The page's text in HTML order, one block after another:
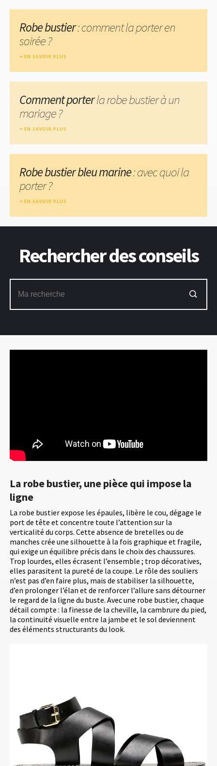
La robe bustier, une pièce qui impose la
ligne
La robe bustier expose les épaules, libère le cou, dégage le
port de tête et concentre toute l’attention sur la
verticalité du corps. Cette absence de bretelles ou de
manches crée une silhouette à la fois graphique et fragile,
qui exige un équilibre précis dans le choix des chaussures.
Trop lourdes, elles écrasent l’ensemble ; trop décoratives,
elles parasitent la pureté de la coupe. Le rôle des souliers
n’est pas d’en faire plus, mais de stabiliser la silhouette,
d’en prolonger l’élan et de renforcer l’allure sans détourner
le regard de la ligne du buste. Avec une robe bustier, chaque
détail compte : la finesse de la cheville, la cambrure du pied,
la continuité visuelle entre la jambe et le sol deviennent
des éléments structurants du look.
Robe bustier: comment la porter en
soirée ?
EN SAVOIR PLUS
Comment porterla robe bustier à un
mariage ?
EN SAVOIR PLUS
Robe bustier bleu marine: avec quoi la
porter ?
EN SAVOIR PLUS
Rechercher des conseils